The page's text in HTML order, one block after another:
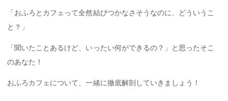
「おふろとカフェって全然結びつかなさそうなのに、どういうこ
と？」
「聞いたことあるけど、いったい何ができるの？」と思ったそこ
のあなた！
おふろカフェについて、一緒に徹底解剖していきましょう！